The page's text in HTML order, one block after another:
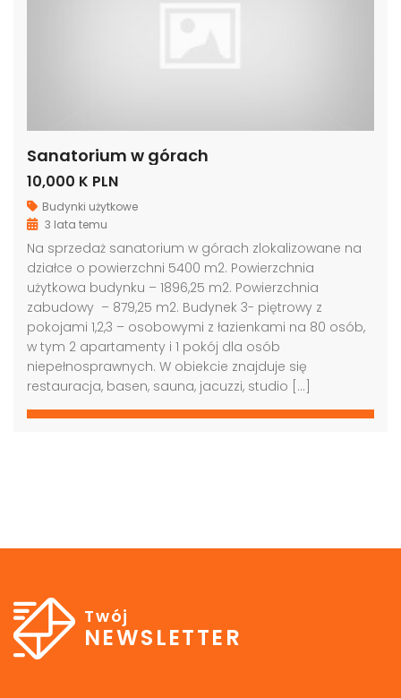
Sanatorium w górach
10,000 K PLN
Budynki użytkowe
3 lata temu
Na sprzedaż sanatorium w górach zlokalizowane na
działce o powierzchni 5400 m2. Powierzchnia
użytkowa budynku – 1896,25 m2. Powierzchnia
zabudowy – 879,25 m2. Budynek 3- piętrowy z
pokojami 1,2,3 – osobowymi z łazienkami na 80 osób,
w tym 2 apartamenty i 1 pokój dla osób
niepełnosprawnych. W obiekcie znajduje się
restauracja, basen, sauna, jacuzzi, studio […]
Twój
NEWSLETTER